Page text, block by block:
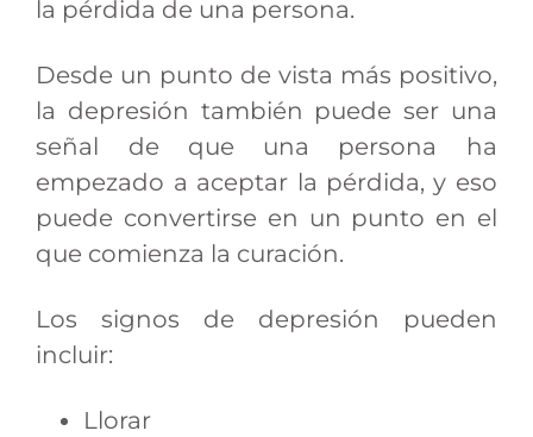
la pérdida de una persona.
Desde un punto de vista más positivo,
la depresión también puede ser una
señal de que una persona ha
empezado a aceptar la pérdida, y eso
puede convertirse en un punto en el
que comienza la curación.
Los signos de depresión pueden
incluir:
Llorar